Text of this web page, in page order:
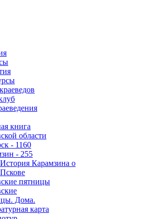
книга
области
- 1160
- 255
История Карамзина о
Пскове
пятницы
Дома.
карта